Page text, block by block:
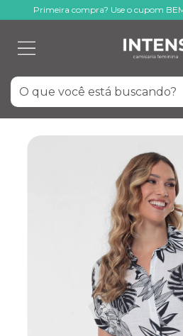
Primeira compra? Use o cupom